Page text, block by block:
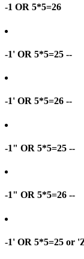
-1 OR 5*5=26
-1' OR 5*5=25 --
-1' OR 5*5=26 --
-1" OR 5*5=25 --
-1" OR 5*5=26 --
-1' OR 5*5=25 or